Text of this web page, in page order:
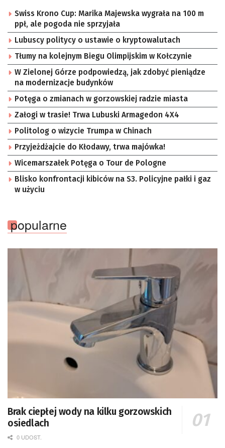
Swiss Krono Cup: Marika Majewska wygrała na 100 m
ppł, ale pogoda nie sprzyjała
Lubuscy politycy o ustawie o kryptowalutach
Tłumy na kolejnym Biegu Olimpijskim w Kołczynie
W Zielonej Górze podpowiedzą, jak zdobyć pieniądze
na modernizacje budynków
Potęga o zmianach w gorzowskiej radzie miasta
Załogi w trasie! Trwa Lubuski Armagedon 4X4
Politolog o wizycie Trumpa w Chinach
Przyjeżdżajcie do Kłodawy, trwa majówka!
Wicemarszałek Potęga o Tour de Pologne
Blisko konfrontacji kibiców na S3. Policyjne pałki i gaz
w użyciu
popularne
Brak ciepłej wody na kilku gorzowskich
osiedlach
0 UDOST.